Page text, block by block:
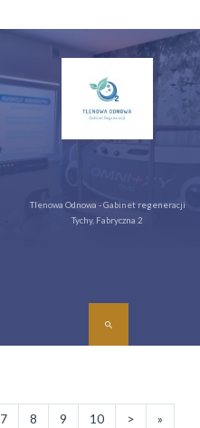
Tlenowa Odnowa - Gabinet regeneracji
Tychy, Fabryczna 2
7 8 9 10 > »